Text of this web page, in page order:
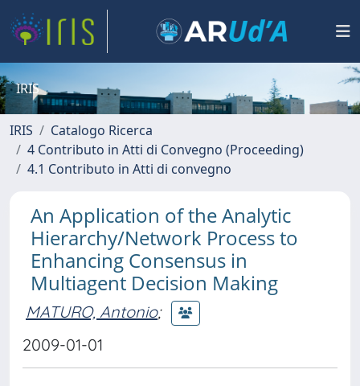
IRIS
IRIS
Catalogo Ricerca
4 Contributo in Atti di Convegno (Proceeding)
4.1 Contributo in Atti di convegno
An Application of the Analytic
Hierarchy/Network Process to
Enhancing Consensus in
Multiagent Decision Making
MATURO, Antonio;
2009-01-01